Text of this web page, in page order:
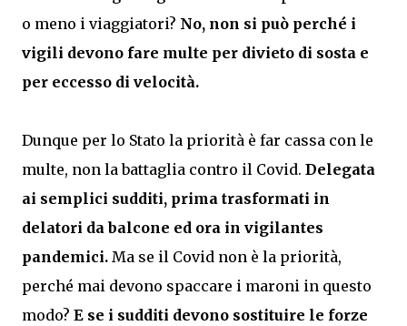
o meno i viaggiatori? No, non si può perché i
vigili devono fare multe per divieto di sosta e
per eccesso di velocità.
Dunque per lo Stato la priorità è far cassa con le
multe, non la battaglia contro il Covid. Delegata
ai semplici sudditi, prima trasformati in
delatori da balcone ed ora in vigilantes
pandemici. Ma se il Covid non è la priorità,
perché mai devono spaccare i maroni in questo
modo? E se i sudditi devono sostituire le forze